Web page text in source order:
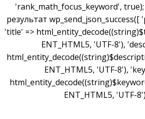
'rank_math_focus_keyword',
результат wp_send_json_success([
'title' =>
ENT_HTML5, 'UTF-8'),
ENT_HTML5, 'UTF-8'),
ENT_HTML5, 'UTF-